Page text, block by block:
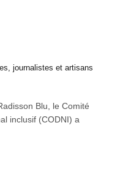
journalistes et artisans
Blu, le Comité
inclusif (CODNI) a